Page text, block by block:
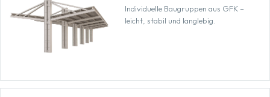
Individuelle Baugruppen aus GFK –
leicht, stabil und langlebig.